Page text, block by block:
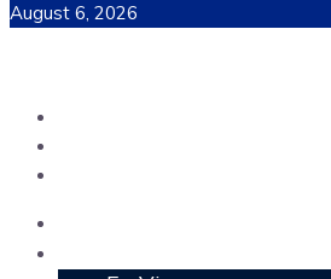
August 6, 2026